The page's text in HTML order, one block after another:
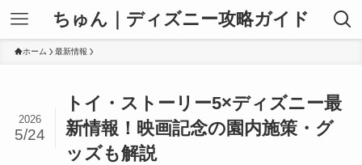
ちゅん｜ディズニー攻略ガイド
ホーム 最新情報
トイ・ストーリー5×ディズニー最
新情報！映画記念の園内施策・グ
ッズも解説
2026
5/24